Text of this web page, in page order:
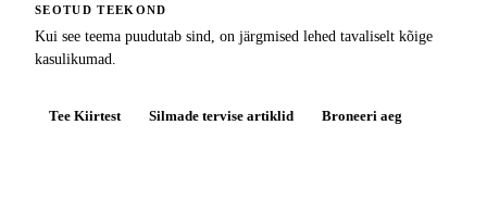
SEOTUD TEEKOND
Kui see teema puudutab sind, on järgmised lehed tavaliselt kõige
kasulikumad.
Tee Kiirtest Silmade tervise artiklid Broneeri aeg